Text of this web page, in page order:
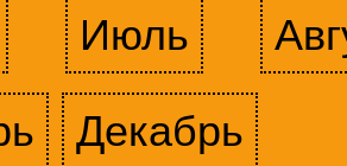
Июль
Декабрь